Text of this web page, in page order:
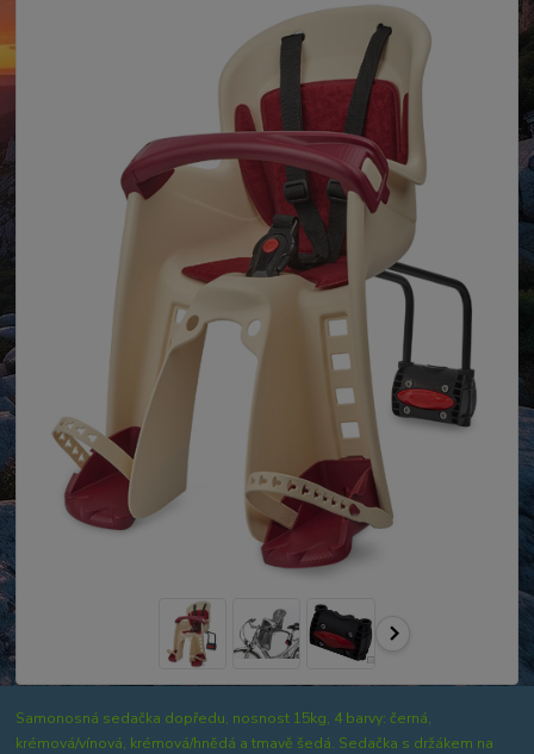
Samonosná sedačka dopředu, nosnost 15kg, 4 barvy: černá,
krémová/vínová, krémová/hnědá a tmavě šedá. Sedačka s držákem na